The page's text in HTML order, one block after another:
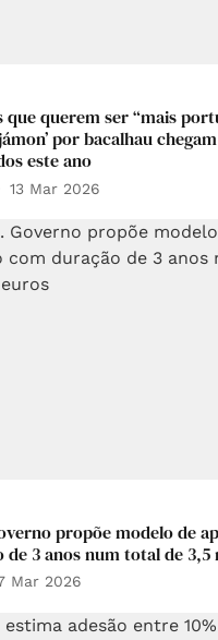
que querem ser “mais
por bacalhau chegam
este ano
13 Mar 2026
propõe modelo de
de 3 anos num total de 3,5
Mar 2026